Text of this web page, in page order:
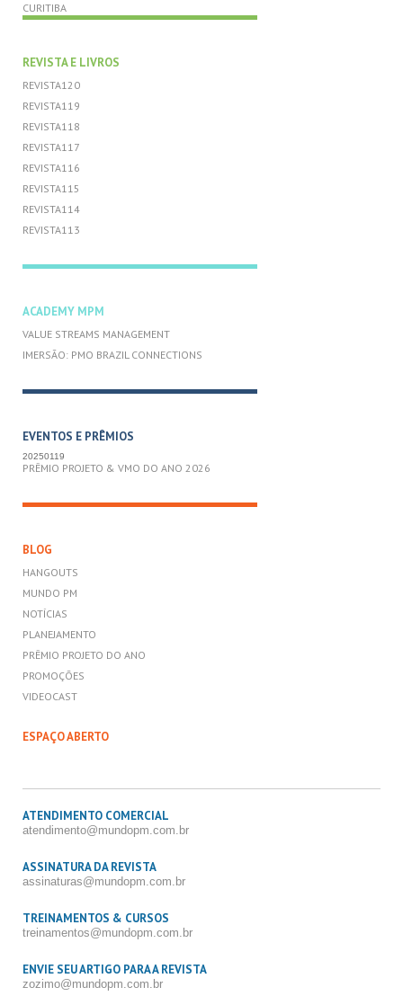
CURITIBA
REVISTA E LIVROS
REVISTA120
REVISTA119
REVISTA118
REVISTA117
REVISTA116
REVISTA115
REVISTA114
REVISTA113
ACADEMY MPM
VALUE STREAMS MANAGEMENT
IMERSÃO: PMO BRAZIL CONNECTIONS
EVENTOS E PRÊMIOS
20250119
PRÊMIO PROJETO & VMO DO ANO 2026
BLOG
HANGOUTS
MUNDO PM
NOTÍCIAS
PLANEJAMENTO
PRÊMIO PROJETO DO ANO
PROMOÇÕES
VIDEOCAST
ESPAÇO ABERTO
ATENDIMENTO COMERCIAL
atendimento@mundopm.com.br
ASSINATURA DA REVISTA
assinaturas@mundopm.com.br
TREINAMENTOS & CURSOS
treinamentos@mundopm.com.br
ENVIE SEU ARTIGO PARA A REVISTA
zozimo@mundopm.com.br